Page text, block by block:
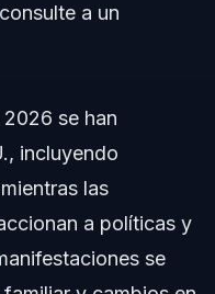
en Protestas
Inmigración
en EE. UU.?
a un
se han
incluyendo
las
a políticas y
se